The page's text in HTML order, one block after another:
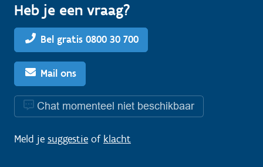
Heb je een vraag?
Bel gratis 0800 30 700
Mail ons
Chat momenteel niet beschikbaar
Meld je suggestie of klacht